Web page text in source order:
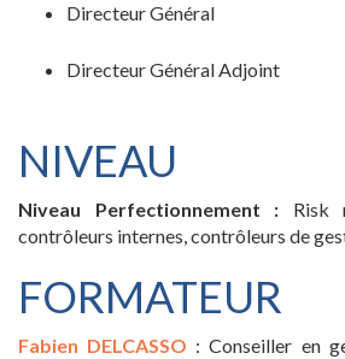
Directeur Général
Directeur Général Adjoint
NIVEAU
Niveau Perfectionnement : Risk
contrôleurs internes, contrôleurs de
FORMATEUR
Fabien DELCASSO : Conseiller en